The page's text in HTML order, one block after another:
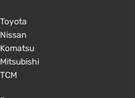
Toyota
Nissan
Komatsu
Mitsubishi
TCM